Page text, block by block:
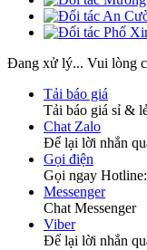
Đang xử lý... Vui lòng
Tải báo giá
Tải báo giá sỉ &
Chat Zalo
Để lại lời nhắn
Gọi điện
Gọi ngay
Messenger
Chat Messenger
Viber
Để lại lời nhắn